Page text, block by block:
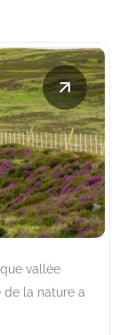
vallée
de la nature a